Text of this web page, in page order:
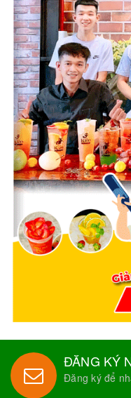
ĐĂNG KÝ
Đăng ký để